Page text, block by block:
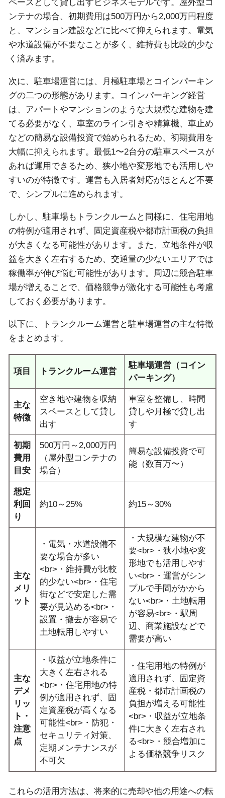
ペースとして貸し出すビジネスモデルです。屋外型コ
ンテナの場合、初期費用は500万円から2,000万円程度
と、マンション建設などに比べて抑えられます。電気
や水道設備が不要なことが多く、維持費も比較的少な
く済みます。
次に、駐車場運営には、月極駐車場とコインパーキン
グの二つの形態があります。コインパーキング経営
は、アパートやマンションのような大規模な建物を建
てる必要がなく、車室のライン引きや精算機、車止め
などの簡易な設備投資で始められるため、初期費用を
大幅に抑えられます。最低1〜2台分の駐車スペースが
あれば運用できるため、狭小地や変形地でも活用しや
すいのが特徴です。運営も入居者対応がほとんど不要
で、シンプルに進められます。
しかし、駐車場もトランクルームと同様に、住宅用地
の特例が適用されず、固定資産税や都市計画税の負担
が大きくなる可能性があります。また、立地条件が収
益を大きく左右するため、交通量の少ないエリアでは
稼働率が伸び悩む可能性があります。周辺に競合駐車
場が増えることで、価格競争が激化する可能性も考慮
しておく必要があります。
以下に、トランクルーム運営と駐車場運営の主な特徴
をまとめます。
項目 トランクルーム運営
駐車場運営（コイン
パーキング）
主な
特徴
空き地や建物を収納
スペースとして貸し
出す
車室を整備し、時間
貸しや月極で貸し出
す
初期
費用
目安
500万円～2,000万円
（屋外型コンテナの
場合）
簡易な設備投資で可
能（数百万〜）
想定
利回
り
約10～25% 約15～30%
主な
メリ
ット
・電気・水道設備不
要な場合が多い
<br>・維持費が比較
的少ない<br>・住宅
街などで安定した需
要が見込める<br>・
設置・撤去が容易で
土地転用しやすい
・大規模な建物が不
要<br>・狭小地や変
形地でも活用しやす
い<br>・運営がシン
プルで手間がかから
ない<br>・土地転用
が容易<br>・駅周
辺、商業施設などで
需要が高い
主な
デメ
リッ
ト・
注意
点
・収益が立地条件に
大きく左右される
<br>・住宅用地の特
例が適用されず、固
定資産税が高くなる
可能性<br>・防犯・
セキュリティ対策、
定期メンテナンスが
不可欠
・住宅用地の特例が
適用されず、固定資
産税・都市計画税の
負担が増える可能性
<br>・収益が立地条
件に大きく左右され
る<br>・競合増加に
よる価格競争リスク
これらの活用方法は、将来的に売却や他の用途への転